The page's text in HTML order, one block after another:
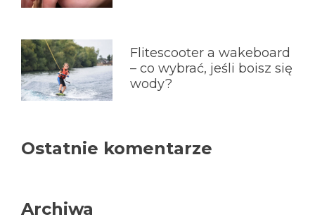
Flitescooter a wakeboard
– co wybrać, jeśli boisz się
wody?
Ostatnie komentarze
Archiwa